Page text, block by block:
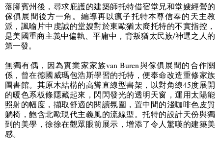
落腳賓州後，尋求庇護的建築師托特借宿堂兄和堂嫂經營的
傢俱展間後方一角。編導再以瘋子托特本尊信奉的天主教
派，諷喻片中虔誠的堂嫂對於東歐猶太裔托特的不實指控，
是美國重商主義中偏執、平庸中，背叛猶太民族/神選之人的
第一發。
無獨有偶，因為實業家家族van Buren與傢俱展間的合作關
係，曾在德國威瑪包浩斯學習的托特，便奉命改造重修家族
圖書館。其原木結構的高聳直線型書架，以對角線45度展開
的暖色系板條隱藏起來，閃閃發光的透明天窗，運用太陽能
照射的幅度，擷取舒適的閱讀氛圍，置中間的淺咖啡色皮質
躺椅，飽含北歐現代主義風的流線型。托特的設計天份與獨
到的美學，徐徐在觀眾眼前展示，增添了令人驚嘆的建築美
感。